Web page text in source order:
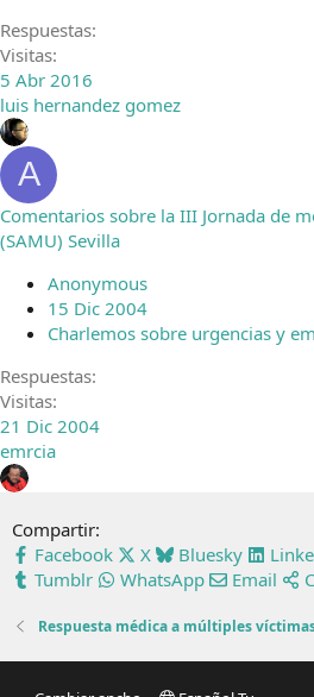
Respuestas
Visitas
5 Abr 2016
luis hernandez gomez
A
Comentarios sobre la III Jornada de
(SAMU) Sevilla
Anonymous
15 Dic 2004
Charlemos sobre urgencias y
Respuestas
Visitas
21 Dic 2004
emrcia
Compartir:
Facebook
X Bluesky
Tumblr
WhatsApp Email
Respuesta médica a múltiples